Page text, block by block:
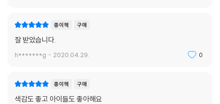
종이책 구매
잘 받았습니다.
h*******g 2020.04.29. 0
종이책 구매
색감도 좋고 아이들도 좋아해요